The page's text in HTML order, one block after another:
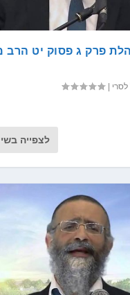
פרק ג פסוק יט הרב
|
לצפייה